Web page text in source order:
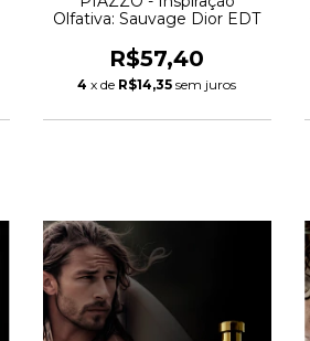
Olfativa: Sauvage Dior EDT
R$57,40
4 x de R$14,35 sem juros